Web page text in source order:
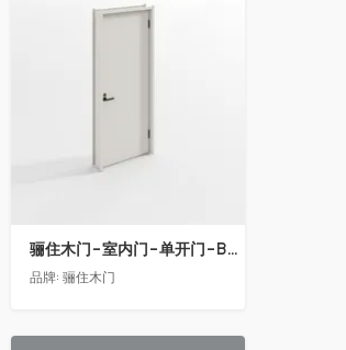
骊住木门-室内门-单开门-BFA-EF浅灰色
品牌:骊住木门